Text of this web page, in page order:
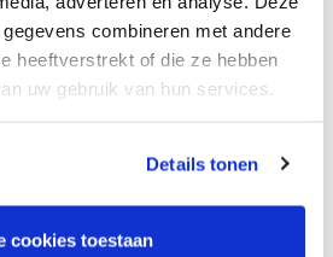
combineren met andere
heeftverstrekt of die ze hebben
uw gebruik van hun services.
Details tonen
cookies toestaan
mét uitgebreide e-learning.